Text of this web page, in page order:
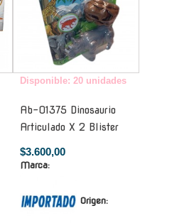
Disponible: 20 unidades
Ab-01375 Dinosaurio
Articulado X 2 Blister
$3.600,00
Marca:
Origen: